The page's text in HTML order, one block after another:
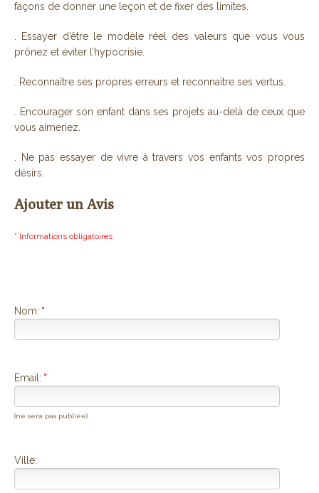
façons de donner une leçon et de fixer des limites.
. Essayer d’être le modèle réel des valeurs que vous vous
prônez et éviter l’hypocrisie.
. Reconnaître ses propres erreurs et reconnaître ses vertus.
. Encourager son enfant dans ses projets au-delà de ceux que
vous aimeriez.
. Ne pas essayer de vivre à travers vos enfants vos propres
désirs.
Ajouter un Avis
* Informations obligatoires
Nom: *
Email: *
(ne sera pas publiée)
Ville: